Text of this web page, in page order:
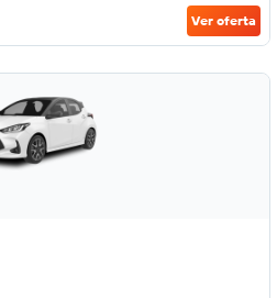
Ver oferta